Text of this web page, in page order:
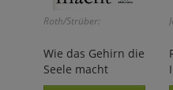
Roth/Strüber:
Wie das Gehirn die
Seele macht